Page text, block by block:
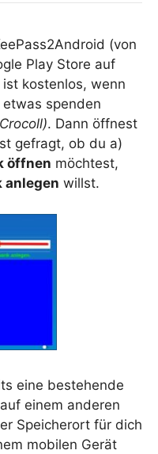
(von
Play Store auf
kostenlos, wenn
spenden
. Dann öffnest
gefragt, ob du a)
öffnen möchtest,
anlegen willst.
eine bestehende
einem anderen
Speicherort für dich
mobilen Gerät